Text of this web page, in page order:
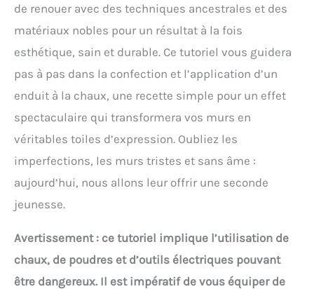
de renouer avec des techniques ancestrales et des
matériaux nobles pour un résultat à la fois
esthétique, sain et durable. Ce tutoriel vous guidera
pas à pas dans la confection et l’application d’un
enduit à la chaux, une recette simple pour un effet
spectaculaire qui transformera vos murs en
véritables toiles d’expression. Oubliez les
imperfections, les murs tristes et sans âme :
aujourd’hui, nous allons leur offrir une seconde
jeunesse.
Avertissement : ce tutoriel implique l’utilisation de
chaux, de poudres et d’outils électriques pouvant
être dangereux. Il est impératif de vous équiper de